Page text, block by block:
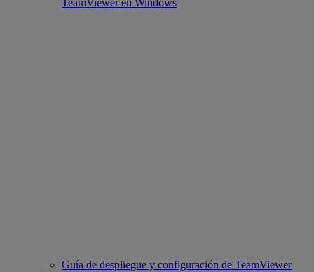
TeamViewer en Windows
Guía de despliegue y configuración de TeamViewer